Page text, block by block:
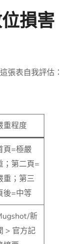
損害
張表自我評估：
重程度
頁=極嚴
；第二頁=
重；第三
後=中等
新
> 官方記